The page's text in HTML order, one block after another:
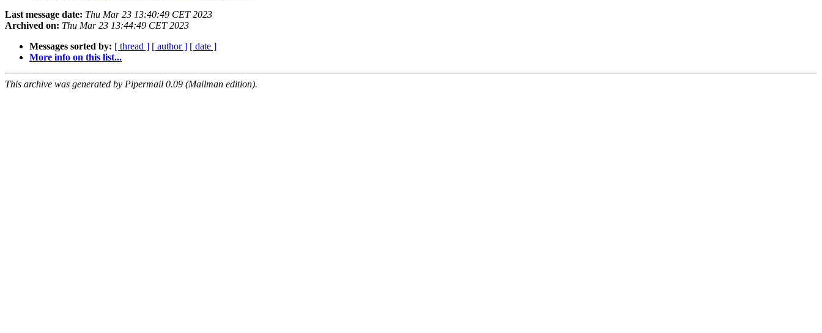
Last message date: Thu Mar 23 13:40:49 CET 2023
Archived on: Thu Mar 23 13:44:49 CET 2023
Messages sorted by: [ thread ] [ author ] [ date ]
More info on this list...
This archive was generated by Pipermail 0.09 (Mailman edition).